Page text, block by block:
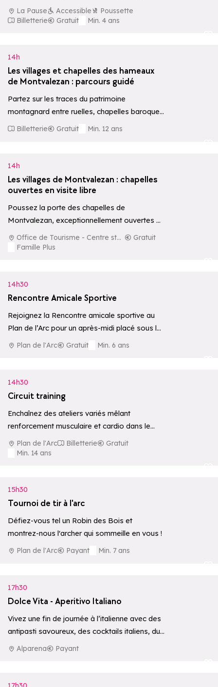
La Pause Accessible
Poussette
Billetterie
Gratuit
Min. 4 ans
14h
Les villages et chapelles des hameaux
de Montvalezan : parcours guidé
Partez sur les traces du patrimoine
montagnard entre ruelles, chapelles baroques
et traditions locales. Le circuit s'effectue en
Billetterie Gratuit
Min. 12 ans
14h
Les villages de Montvalezan : chapelles
ouvertes en visite libre
Poussez la porte des chapelles de
Montvalezan, exceptionnellement ouvertes au
public chaque jeudi de 14h à 17h. Accueillis par
des…
Office de Tourisme - Centre station
Gratuit
Famille Plus
14h30
Rencontre Amicale Sportive
Rejoignez la Rencontre amicale sportive au
Plan de l’Arc pour un après-midi placé sous le
signe du jeu, du sport…
Plan de l'Arc Gratuit
Min. 6 ans
14h30
Circuit training
Enchaînez des ateliers variés mêlant
renforcement musculaire et cardio dans le
cadre exceptionnel du Plan de l'Arc. Une
séance dynamique…
Plan de l'Arc Billetterie
Gratuit
Min. 14 ans
15h30
Tournoi de tir à l'arc
Défiez-vous tel un Robin des Bois et
montrez-nous l'archer qui sommeille en vous !
Plan de l'Arc Payant
Min. 7 ans
17h30
Dolce Vita - Aperitivo Italiano
Vivez une fin de journée à l’italienne avec des
antipasti savoureux, des cocktails italiens, du
vin ou du Prosecco, le…
Alparena
Payant